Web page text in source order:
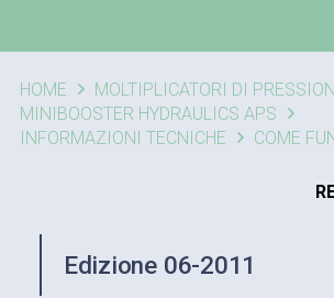
HOME
MOLTIPLICATORI DI
MINIBOOSTER HYDRAULICS APS
INFORMAZIONI TECNICHE
COME
Edizione 06-2011